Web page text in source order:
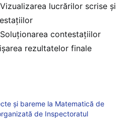
lucrărilor scrise și
contestațiilor
rezultatelor finale
și bareme la Matematică de
de Inspectoratul